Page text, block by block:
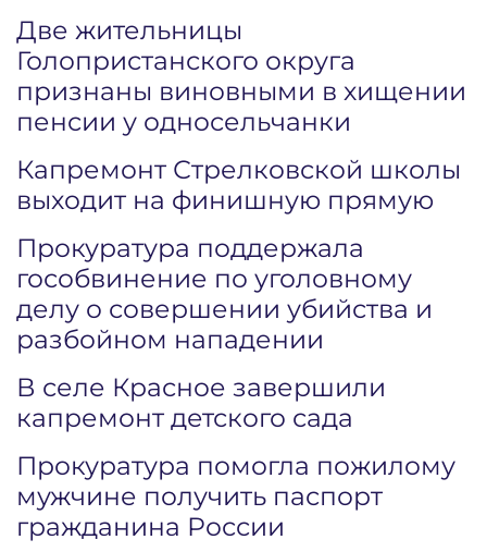
Две жительницы
Голопристанского округа
признаны виновными в хищении
пенсии у односельчанки
Капремонт Стрелковской школы
выходит на финишную прямую
Прокуратура поддержала
гособвинение по уголовному
делу о совершении убийства и
разбойном нападении
В селе Красное завершили
капремонт детского сада
Прокуратура помогла пожилому
мужчине получить паспорт
гражданина России